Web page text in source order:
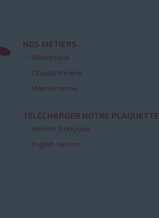
NOS MÉTIERS
Mécanique
Chaudronnerie
Maintenance
TÉLÉCHARGER NOTRE PLAQUETTE
Version française
English version